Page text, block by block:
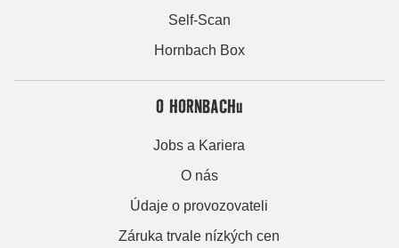
Self-Scan
Hornbach Box
O HORNBACHu
Jobs a Kariera
O nás
Údaje o provozovateli
Záruka trvale nízkých cen